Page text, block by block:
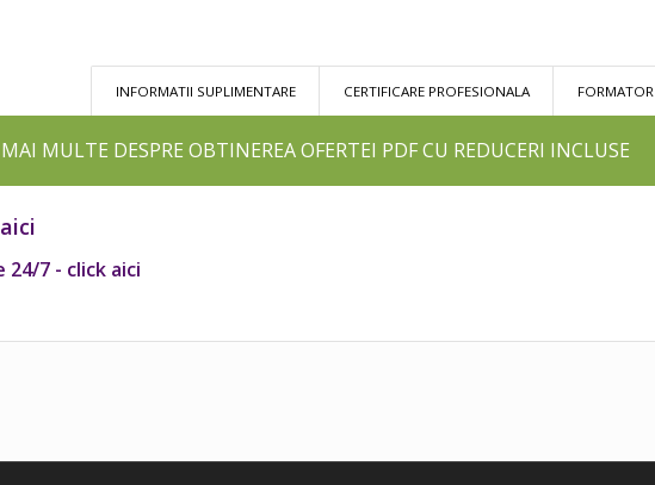
INFORMATII SUPLIMENTARE CERTIFICARE PROFESIONALA FORMATOR
MULTE DESPRE OBTINEREA OFERTEI PDF CU REDUCERI INCLUSE
7 - click aici